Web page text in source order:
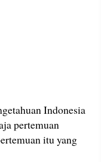
Indonesia
pertemuan
itu yang